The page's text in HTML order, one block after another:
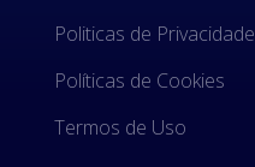
Politicas de Privacidade
Políticas de Cookies
Termos de Uso